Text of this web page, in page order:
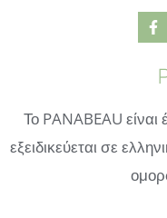
Το PANABEAU
εξειδικεύεται σε